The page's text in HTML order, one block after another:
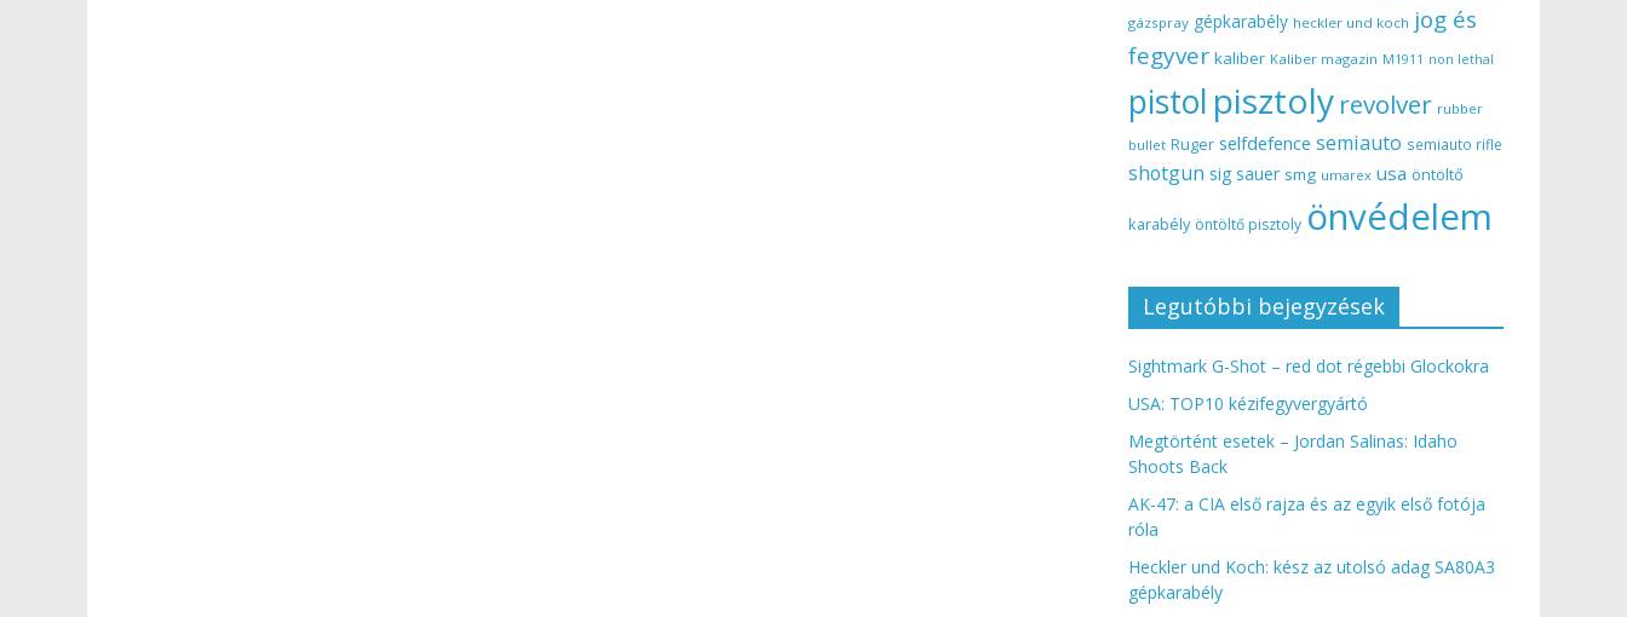
gázspray gépkarabély heckler und koch jog és
fegyver kaliber Kaliber magazin M1911 non lethal
pistol pisztoly revolver rubber
bullet Ruger selfdefence semiauto semiauto rifle
shotgun sig sauer smg umarex usa öntöltő
karabély öntöltő pisztoly önvédelem
Legutóbbi bejegyzések
Sightmark G-Shot – red dot régebbi Glockokra
USA: TOP10 kézifegyvergyártó
Megtörtént esetek – Jordan Salinas: Idaho
Shoots Back
AK-47: a CIA első rajza és az egyik első fotója
róla
Heckler und Koch: kész az utolsó adag SA80A3
gépkarabély